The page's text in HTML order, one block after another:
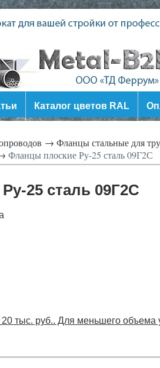
Каталог цветов RAL
→ Фланцы стальные для
Фланцы плоские Ру-25 сталь 09Г2С
25 сталь 09Г2С
тыс. руб.. Для меньшего объема